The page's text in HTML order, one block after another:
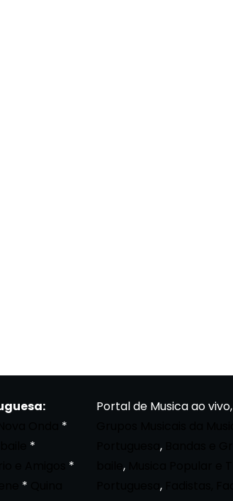
*
*
*
*
Portal de Musica ao vivo,
,
,
,